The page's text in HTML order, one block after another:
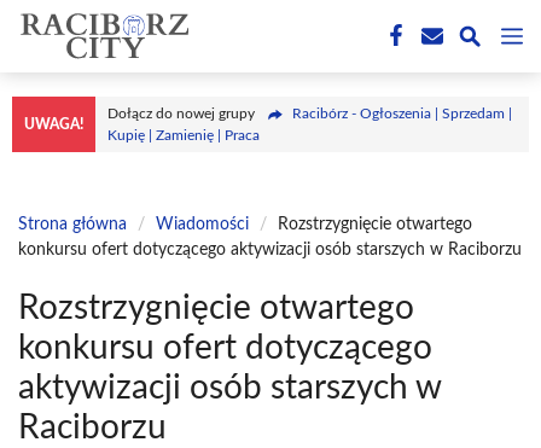
Przejdź
treści
UWAGA!
Dołącz do nowej grupy
Racibórz - Ogłoszenia | Sprzedam |
Kupię | Zamienię | Praca
Strona główna / Wiadomości /
Rozstrzygnięcie otwartego
konkursu ofert dotyczącego aktywizacji osób starszych w Raciborzu
Rozstrzygnięcie otwartego
konkursu ofert dotyczącego
aktywizacji osób starszych w
Raciborzu